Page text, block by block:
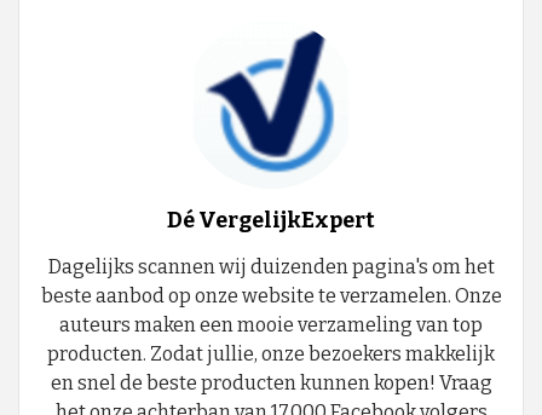
Dé VergelijkExpert
Dagelijks scannen wij duizenden pagina's om het
beste aanbod op onze website te verzamelen. Onze
auteurs maken een mooie verzameling van top
producten. Zodat jullie, onze bezoekers makkelijk
en snel de beste producten kunnen kopen! Vraag